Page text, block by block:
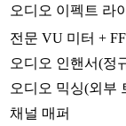
오디오 이펙트 라
전문 VU 미터 +
오디오 인핸서(정
오디오 믹싱(외부
채널 매퍼